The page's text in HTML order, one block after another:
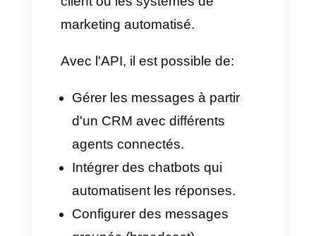
WhatsApp Business ?
L'API WhatsApp Business
WhatsApp destinée aux
moyennes et grandes
entreprises qui doivent gérer un
volume important de messages.
Son grand avantage, c'est